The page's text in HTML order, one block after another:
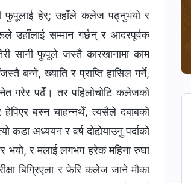
फुपूलाई हेर्; उहाँले कलेज पढ्नुभयो र
उहाँलाई सम्मान गर्छन् र आदरपूर्वक
सानी फुपूले जस्तै कारखानामा काम
बन्ने, ख्याति र प्राप्ति हासिल गर्ने,
गरेर पढेँ। तर पहिलोचोटि कलेजको
हेपिएर बस्न चाहन्नथेँ, त्यसैले दबाबको
अध्ययन र वर्ष दोहोर्‍याउनु पर्दाको
भयो, र मलाई लगभग हरेक महिना रुघा
बिग्रिएला र फेरि कलेज जाने मौका